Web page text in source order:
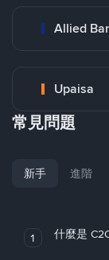
Allied
Upaisa
常見問題
新手 進階
1 什麼是